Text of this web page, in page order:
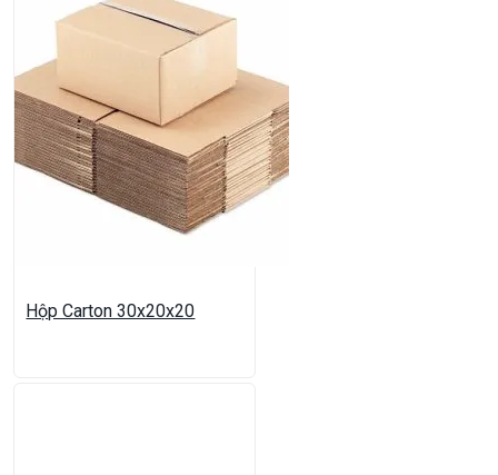
Hộp Carton 30x20x20